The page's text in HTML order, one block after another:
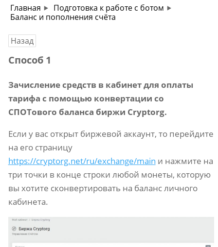
Главная
Подготовка к работе с ботом
Баланс и пополнения счёта
Назад
Способ 1
Зачисление средств в кабинет для оплаты
тарифа с помощью конвертации со
СПОТового баланса биржи Cryptorg.
Если у вас открыт биржевой аккаунт, то перейдите
на его страницу
https://cryptorg.net/ru/exchange/main и нажмите на
три точки в конце строки любой монеты, которую
вы хотите сконвертировать на баланс личного
кабинета.